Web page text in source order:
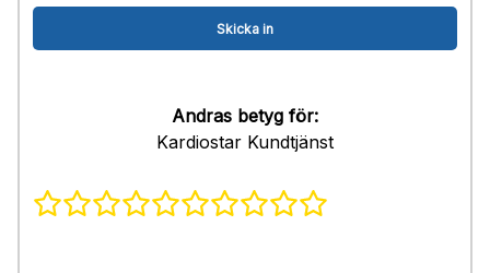
Andras betyg för:
Kardiostar Kundtjänst